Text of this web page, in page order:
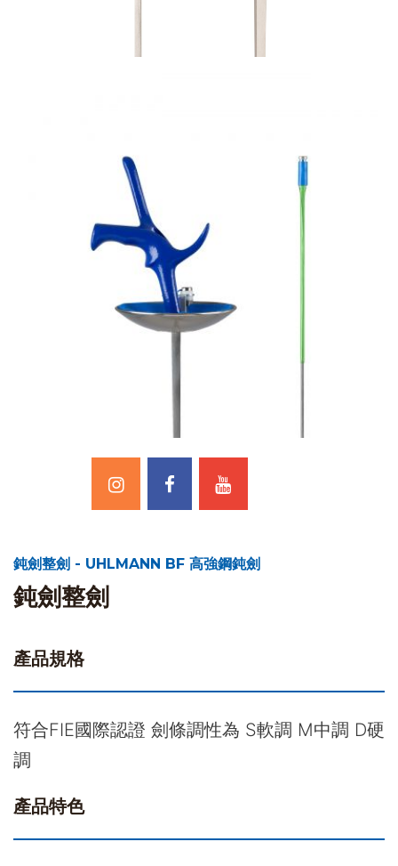
鈍劍整劍 - UHLMANN BF 高強鋼鈍劍
鈍劍整劍
產品規格
符合FIE國際認證 劍條調性為 S軟調 M中調 D硬
調
產品特色